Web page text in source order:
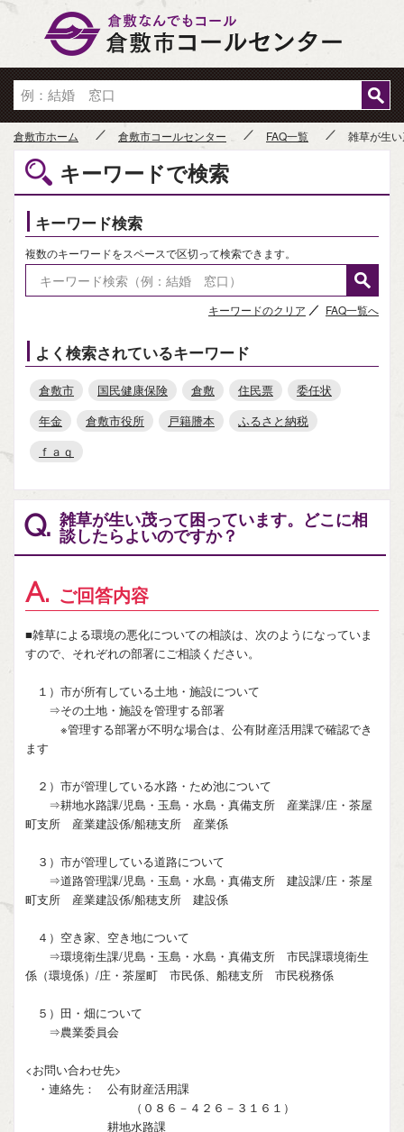
倉敷市ホーム 倉敷市コールセンター FAQ一覧 雑草が生
キーワードで検索
キーワード検索
複数のキーワードをスペースで区切って検索できます。
キーワードのクリア FAQ一覧へ
よく検索されているキーワード
倉敷市 国民健康保険 倉敷 住民票
委任状
年金
倉敷市役所 戸籍謄本
ふるさと納税
ｆａｑ
Q. 雑草が生い茂って困っています。どこに相
談したらよいのですか？
A. ご回答内容
■雑草による環境の悪化についての相談は、次のようになっていま
すので、それぞれの部署にご相談ください。
１）市が所有している土地・施設について
⇒その土地・施設を管理する部署
※管理する部署が不明な場合は、公有財産活用課で確認でき
ます
２）市が管理している水路・ため池について
⇒耕地水路課/児島・玉島・水島・真備支所 産業課/庄・茶屋
町支所 産業建設係/船穂支所 産業係
３）市が管理している道路について
⇒道路管理課/児島・玉島・水島・真備支所 建設課/庄・茶屋
町支所 産業建設係/船穂支所 建設係
４）空き家、空き地について
⇒環境衛生課/児島・玉島・水島・真備支所 市民課環境衛生
係（環境係）/庄・茶屋町 市民係、船穂支所 市民税務係
５）田・畑について
⇒農業委員会
<お問い合わせ先>
・連絡先： 公有財産活用課
（０８６－４２６－３１６１）
耕地水路課